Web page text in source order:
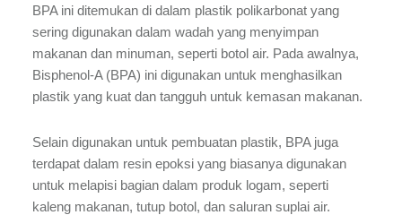
BPA ini ditemukan di dalam plastik polikarbonat yang
sering digunakan dalam wadah yang menyimpan
makanan dan minuman, seperti botol air. Pada awalnya,
Bisphenol-A (BPA) ini digunakan untuk menghasilkan
plastik yang kuat dan tangguh untuk kemasan makanan.
Selain digunakan untuk pembuatan plastik, BPA juga
terdapat dalam resin epoksi yang biasanya digunakan
untuk melapisi bagian dalam produk logam, seperti
kaleng makanan, tutup botol, dan saluran suplai air.